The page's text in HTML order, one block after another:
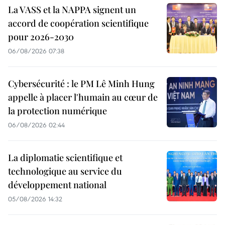
La VASS et la NAPPA signent un
accord de coopération scientifique
pour 2026-2030
06/08/2026 07:38
Cybersécurité : le PM Lê Minh Hung
appelle à placer l'humain au cœur de
la protection numérique
06/08/2026 02:44
La diplomatie scientifique et
technologique au service du
développement national
05/08/2026 14:32